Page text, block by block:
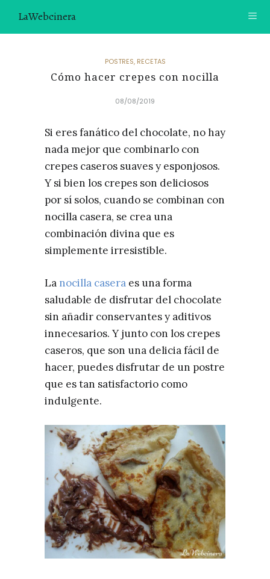
LaWebcinera
VIDEORECETAS
SOBRE MÍ
¿TE GUSTARÍA UNIRTE A NUESTRA AVENTURA GASTRON
ÓMICA?
ÚNETE A LA NEWSLETTER
RECOMENDACIONES
POSTRES, RECETAS
Cómo hacer crepes con nocilla
08/08/2019
Si eres fanático del chocolate, no hay
nada mejor que combinarlo con
crepes caseros suaves y esponjosos.
Y si bien los crepes son deliciosos
por sí solos, cuando se combinan con
nocilla casera, se crea una
combinación divina que es
simplemente irresistible.
La nocilla casera es una forma
saludable de disfrutar del chocolate
sin añadir conservantes y aditivos
innecesarios. Y junto con los crepes
caseros, que son una delicia fácil de
hacer, puedes disfrutar de un postre
que es tan satisfactorio como
indulgente.